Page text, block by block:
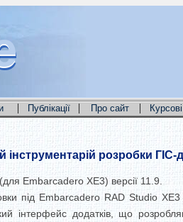
| Публікації | Про сайт |
розробки ГІС-
Embarcadero XE3) версії 11.9.
під Embarcadero RAD Studio
інтерфейс додатків, що